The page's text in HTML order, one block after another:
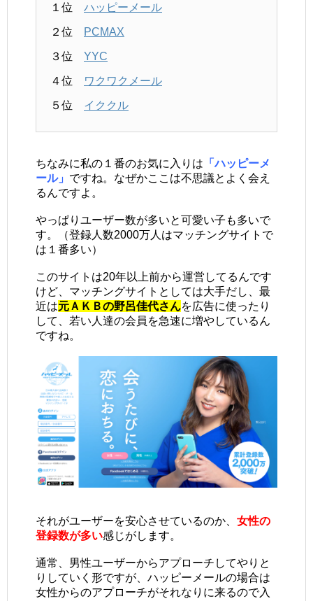
１位 ハッピーメール
２位 PCMAX
３位 YYC
４位 ワクワクメール
５位 イククル
ちなみに私の１番のお気に入りは 「ハッピーメ
ール」 ですね。なぜかここは不思議とよく会え
るんですよ。
やっぱりユーザー数が多いと可愛い子も多いで
す。（登録人数2000万人はマッチングサイトで
は１番多い）
このサイトは20年以上前から運営してるんです
けど、マッチングサイトとしては大手だし、最
近は元ＡＫＢの野呂佳代さんを広告に使ったり
して、若い人達の会員を急速に増やしているん
ですね。
それがユーザーを安心させているのか、 女性の
登録数が多い感じがします。
通常、男性ユーザーからアプローチしてやりと
りしていく形ですが、ハッピーメールの場合は
女性からのアプローチがそれなりに来るので入